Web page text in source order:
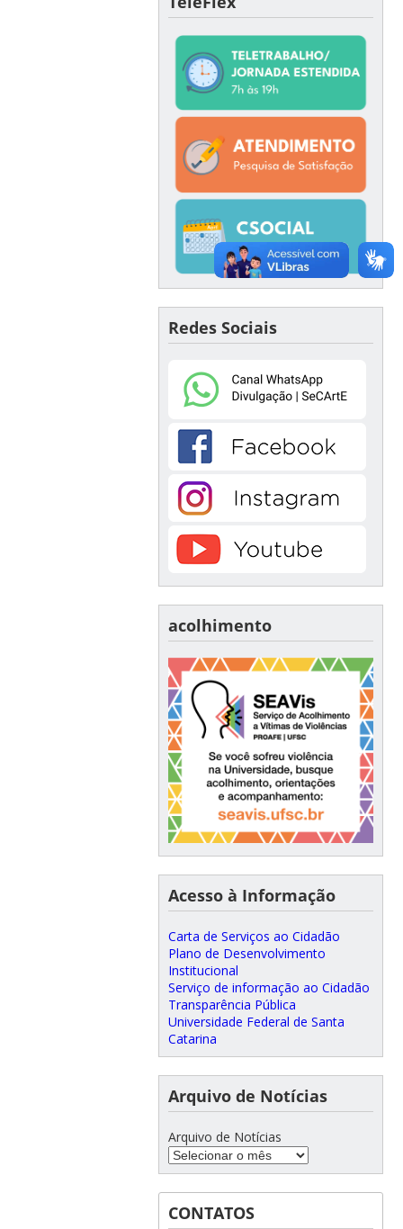
Redes Sociais
acolhimento
Acesso à Informação
Carta de Serviços ao Cidadão
Plano de Desenvolvimento
Institucional
Serviço de informação ao Cidadão
Transparência Pública
Universidade Federal de Santa
Catarina
Arquivo de Notícias
Arquivo de Notícias
CONTATOS